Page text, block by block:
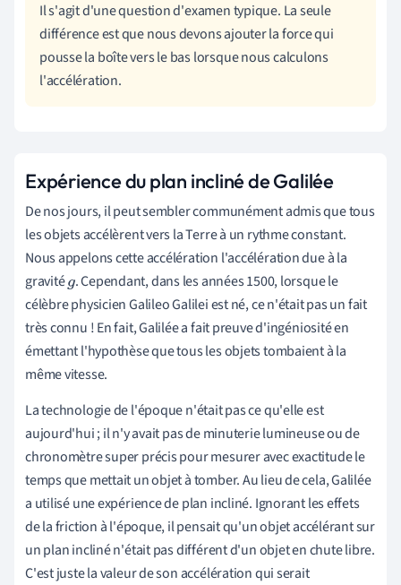
Il s'agit d'une question d'examen typique. La seule
différence est que nous devons ajouter la force qui
pousse la boîte vers le bas lorsque nous calculons
l'accélération.
Expérience du plan incliné de Galilée
De nos jours, il peut sembler communément admis que tous
les objets accélèrent vers la Terre à un rythme constant.
Nous appelons cette accélération l'accélération due à la
gravitég. Cependant, dans les années 1500, lorsque le
célèbre physicien Galileo Galilei est né, ce n'était pas un fait
très connu ! En fait, Galilée a fait preuve d'ingéniosité en
émettant l'hypothèse que tous les objets tombaient à la
même vitesse.
La technologie de l'époque n'était pas ce qu'elle est
aujourd'hui ; il n'y avait pas de minuterie lumineuse ou de
chronomètre super précis pour mesurer avec exactitude le
temps que mettait un objet à tomber. Au lieu de cela, Galilée
a utilisé une expérience de plan incliné. Ignorant les effets
de la friction à l'époque, il pensait qu'un objet accélérant sur
un plan incliné n'était pas différent d'un objet en chute libre.
C'est juste la valeur de son accélération qui serait